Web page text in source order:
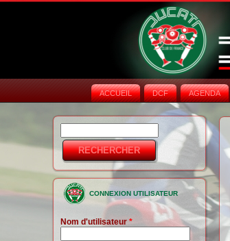
ACCUEIL DCF AGENDA
Formulaire de
recherche
CONNEXION UTILISATEUR
Nom d'utilisateur*